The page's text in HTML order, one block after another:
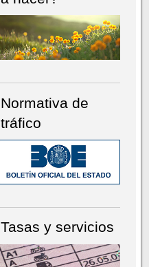
Normativa de
tráfico
Tasas y servicios